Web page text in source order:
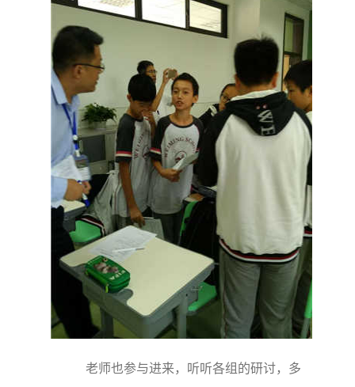
老师也参与进来，听听各组的研讨，多